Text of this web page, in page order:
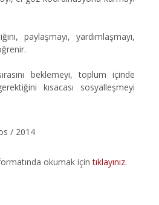
paylaşmayı, yardımlaşmayı,
beklemeyi, toplum içinde
kısacası sosyalleşmeyi
/ 2014
okumak içintıklayınız.